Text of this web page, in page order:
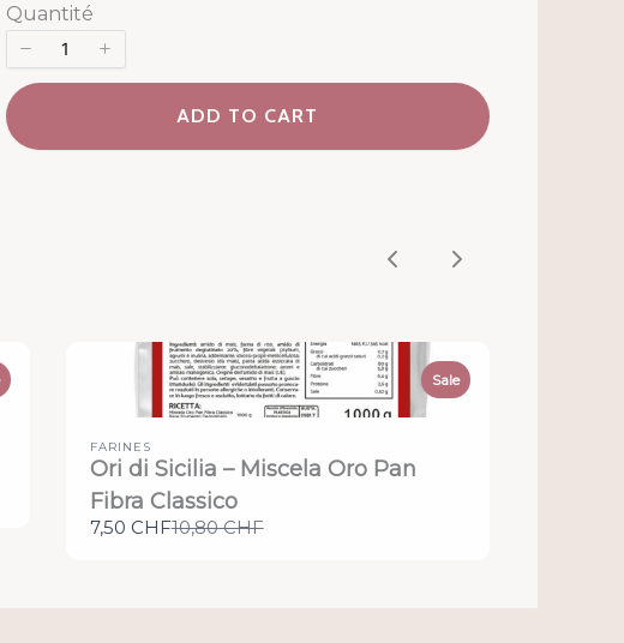
Quantité
ADD TO CART
Previous
Next
Sale
FARINES
Ori di Sicilia – Miscela Oro Pan
Fibra Classico
7,50 CHFCompare
10,80 CHF